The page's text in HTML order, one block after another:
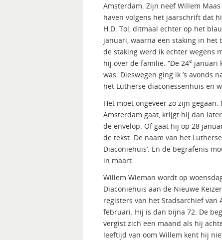
Amsterdam. Zijn neef Willem
haven volgens het jaarschrift dat
H.D. Tol, ditmaal echter op het
januari, waarna een staking in
de staking werd ik echter wegens
hij over de familie. “De 24e januari
was. Dieswegen ging ik ’s avonds
het Lutherse diaconessenhuis en
Het moet ongeveer zo zijn
Amsterdam gaat, krijgt hij dan
de envelop. Of gaat hij op 28
de tekst. De naam van het
Diaconiehuis’. En de begrafenis
in maart.
Willem Wieman wordt op
Diaconiehuis aan de Nieuwe
registers van het Stadsarchief
februari. Hij is dan bijna 72. De
vergist zich een maand als hij
leeftijd van oom Willem kent hij